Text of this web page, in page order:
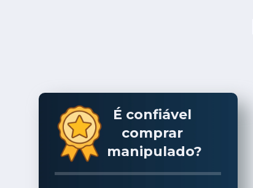
É confiável
comprar
manipulado?